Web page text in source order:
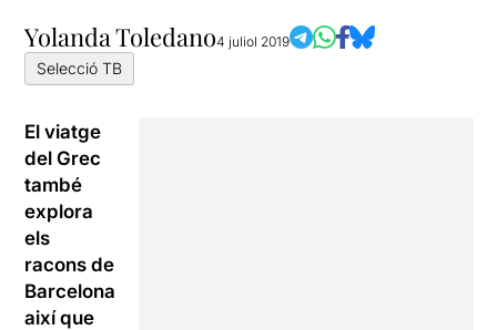
Yolanda Toledano4 juliol 2019
Selecció TB
El viatge
del Grec
també
explora
els
racons de
Barcelona
així que